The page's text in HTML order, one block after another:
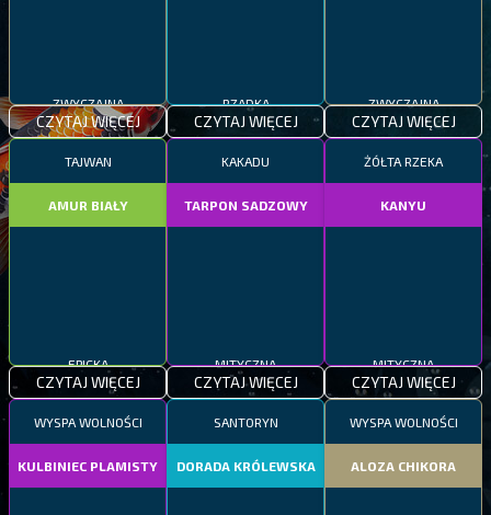
ZWYCZAJNA
CZYTAJ WIĘCEJ
RZADKA
CZYTAJ WIĘCEJ
ZWYCZAJNA
CZYTAJ WIĘCEJ
TAJWAN
AMUR BIAŁY
EPICKA
CZYTAJ WIĘCEJ
KAKADU
TARPON SADZOWY
MITYCZNA
CZYTAJ WIĘCEJ
ŻÓŁTA RZEKA
KANYU
MITYCZNA
CZYTAJ WIĘCEJ
WYSPA WOLNOŚCI
KULBINIEC PLAMISTY
SANTORYN
DORADA KRÓLEWSKA
WYSPA WOLNOŚCI
ALOZA CHIKORA